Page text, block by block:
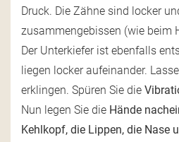
Druck. Die Zähne sind locker
zusammengebissen (wie beim
Der Unterkiefer ist ebenfalls
liegen locker aufeinander.
erklingen. Spüren Sie die
Nun legen Sie die Hände
Kehlkopf, die Lippen, die Nase